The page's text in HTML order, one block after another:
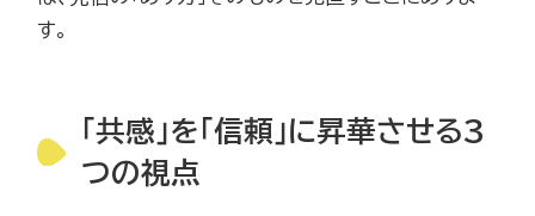
す。
「共感」を「信頼」に昇華させる3
つの視点